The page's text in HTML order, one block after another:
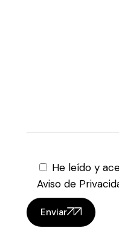
He leído y
Aviso de
Enviar